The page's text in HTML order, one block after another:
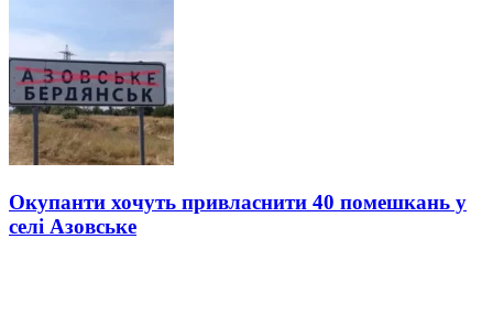
Окупанти хочуть привласнити 40 помешкань у
селі Азовське